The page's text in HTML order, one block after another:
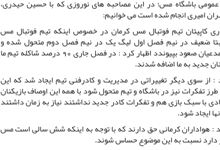
باشگاه مس؛ در این مصاحبه های نوروزی که با حسین حیدری،
امیری انجام شده است می خوانیم:
کاپیتان تیم فوتبال مس کرمان در خصوص اینکه تیم فوتبال مس
ضعیف در نیم فصل اول لیگ یک در نیم فصل دوم متحول شده و
توانست به جمع مدعیان صعود بپیوندد اظهار کرد : در فصل جاری 90 درصد شاکله تیم ما
جدید به ما اضافه شدند.
: از سوی دیگر تغییراتی در مدیریت و کادرفنی تیم ایجاد شد که این
تفکرات نیز در باشگاه و تیم متحول شود با همه این اوصاف بازیکنان
با سبک بازی هم و تفکرات کادر جدید نداشتند نیاز به زمان داشتند
ایجاد شود.
: هواداران کرمانی حق دارند که با توجه به اینکه شش سالی است مس
نسبت به این موضوع حساس شوند.